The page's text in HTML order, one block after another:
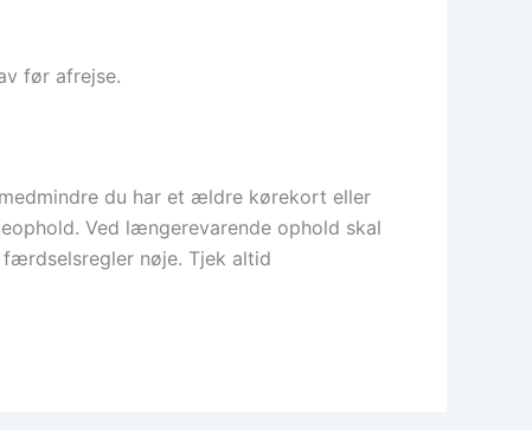
før afrejse.
du har et ældre kørekort eller
Ved længerevarende ophold skal
nøje. Tjek altid